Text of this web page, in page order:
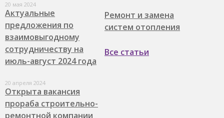
20 мая 2024
Актуальные
предложения по
взаимовыгодному
сотрудничеству на
июль-август 2024 года
20 апреля 2024
Открыта вакансия
прораба строительно-
ремонтной компании
Ремонт и замена
систем отопления
Все статьи